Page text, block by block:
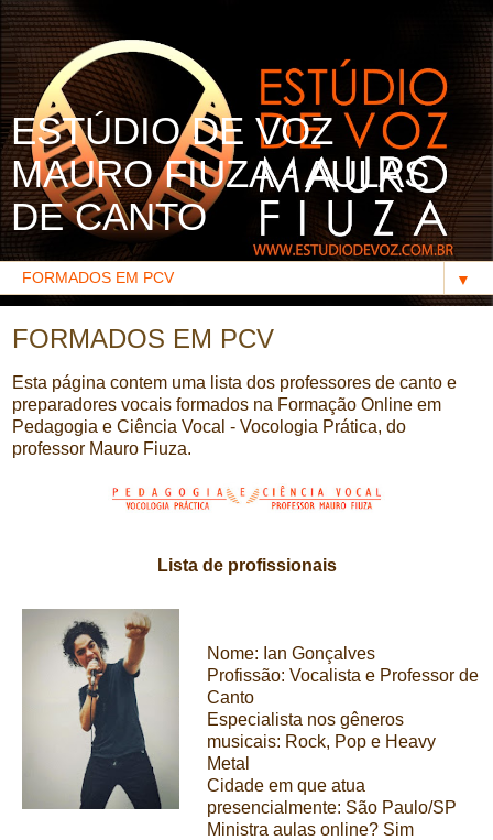
ESTÚDIO DE VOZ
MAURO FIUZA - AULAS
DE CANTO
▼
FORMADOS EM PCV
Esta página contem uma lista dos professores de canto e
preparadores vocais formados na Formação Online em
Pedagogia e Ciência Vocal - Vocologia Prática, do
professor Mauro Fiuza.
Lista de profissionais
Nome: Ian Gonçalves
Profissão: Vocalista e Professor de
Canto
Especialista nos gêneros
musicais: Rock, Pop e Heavy
Metal
Cidade em que atua
presencialmente: São Paulo/SP
Ministra aulas online? Sim